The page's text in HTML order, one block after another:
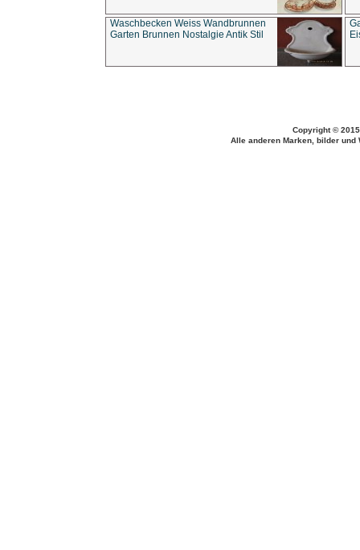
Waschbecken Weiss Wandbrunnen
Garten Brunnen Nostalgie Antik Stil
Copyright ©
Alle anderen Marken, bilder und